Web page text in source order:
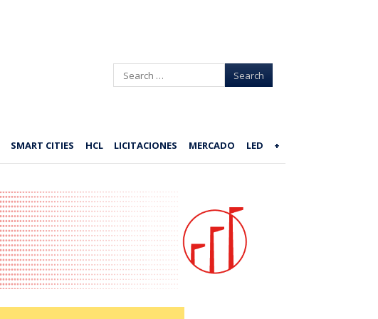
Search
SMART CITIES HCL LICITACIONES MERCADO LED +